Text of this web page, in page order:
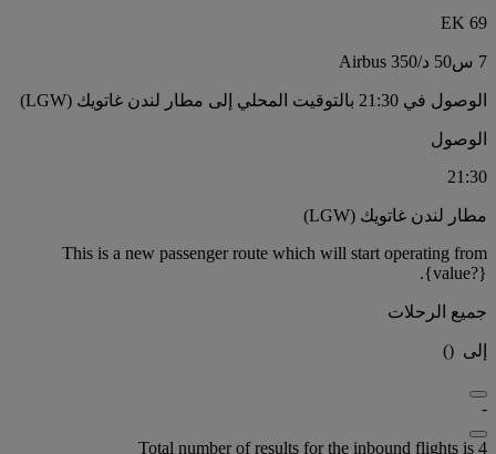
EK 69
7 س 50 د /
Airbus 350
الوصول في 21:30 بالتوقيت المحلي إلى مطار لندن غاتويك (LGW)
الوصول
21:30
مطار لندن غاتويك (LGW)
This is a new passenger route which will start operating from
{value?}.
جميع الرحلات
إلى (
)
-
Total number of results for the inbound flights is 4